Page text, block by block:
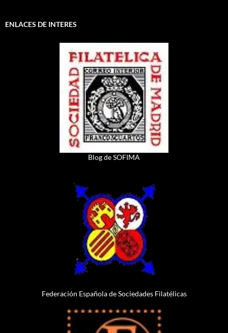
ENLACES DE INTERES
Blog de SOFIMA
Federación Española de Sociedades Filatélicas